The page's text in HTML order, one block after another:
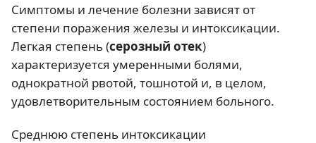
Симптомы и лечение болезни зависят от
степени поражения железы и интоксикации.
Легкая степень (серозный отек)
характеризуется умеренными болями,
однократной рвотой, тошнотой и, в целом,
удовлетворительным состоянием больного.
Среднюю степень интоксикации